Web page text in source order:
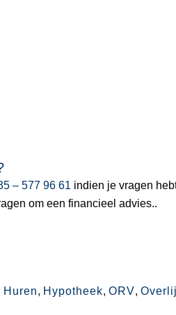
– 577 96 61 indien je vragen
om een financieel advies..
Huren, Hypotheek, ORV,